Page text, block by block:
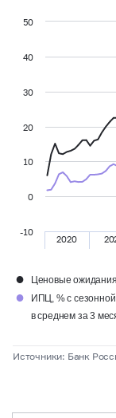
2020
-10
0
10
20
30
40
50
● Ценовые
●
ИПЦ, % с
в среднем за 3
Источники: Банк